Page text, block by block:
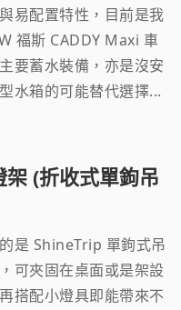
易配置特性，目前是我
福斯 CADDY Maxi 車
要蓄水裝備，亦是沒安
水箱的可能替代選擇...
(折收式單鉤吊
是 ShineTrip 單鉤式吊
可夾固在桌面或是架設
搭配小燈具即能帶來不